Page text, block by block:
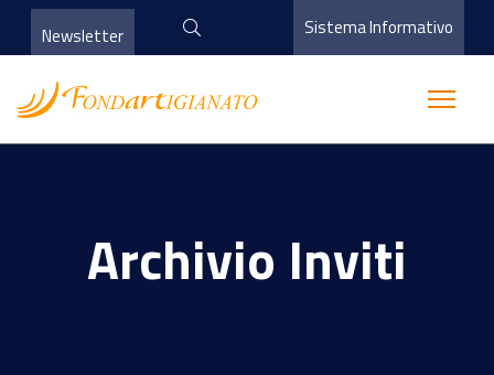
Newsletter Sistema Informativo
Archivio Inviti